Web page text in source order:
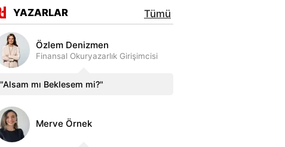
YAZARLAR Tümü
Özlem Denizmen
Finansal Okuryazarlık Girişimcisi
"Alsam mı Beklesem mi?"
Merve Örnek